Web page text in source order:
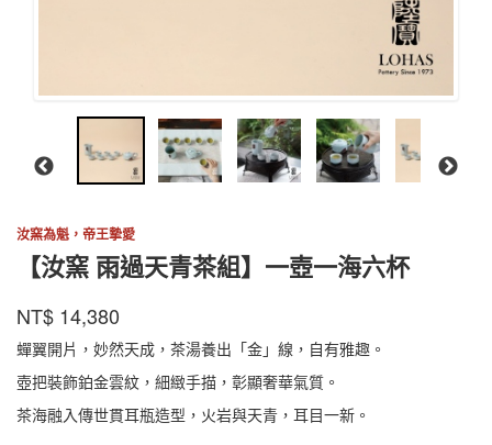
汝窯為魁，帝王摯愛
【汝窯 雨過天青茶組】一壺一海六杯
商品代號 YGTQCZ001RY
YGTQCZ001RY
品牌
寶
NT$ 14,380
蟬翼開片，妙然天成，茶湯養出「金」線，自有雅趣。
壺把裝飾鉑金雲紋，細緻手描，彰顯奢華氣質。
茶海融入傳世貫耳瓶造型，火岩與天青，耳目一新。